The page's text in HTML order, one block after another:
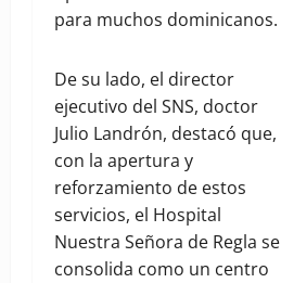
para muchos dominicanos.
De su lado, el director
ejecutivo del SNS, doctor
Julio Landrón, destacó que,
con la apertura y
reforzamiento de estos
servicios, el Hospital
Nuestra Señora de Regla se
consolida como un centro